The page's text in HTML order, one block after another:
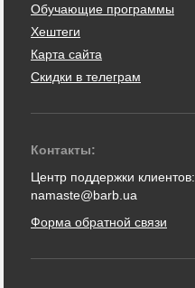
Обучающие программы
Хештеги
Карта сайта
Скидки в телеграм
Контакты:
Центр поддержки клиентов:
namaste@barb.ua
Форма обратной связи